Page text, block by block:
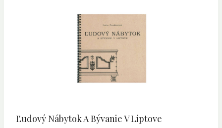
Ľudový Nábytok A Bývanie V Liptove